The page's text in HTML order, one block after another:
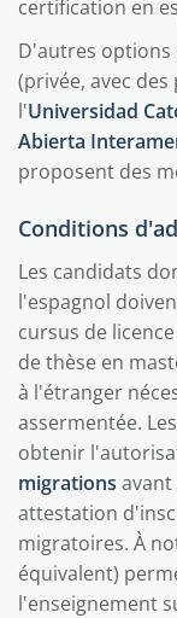
certification en
D'autres options
(privée, avec
l'Universidad
Abierta
proposent des
Conditions
Les candidats
l'espagnol
cursus de
de thèse en
à l'étranger
assermentée.
obtenir
migrations avant
attestation
migratoires. À
équivalent)
l'enseignement